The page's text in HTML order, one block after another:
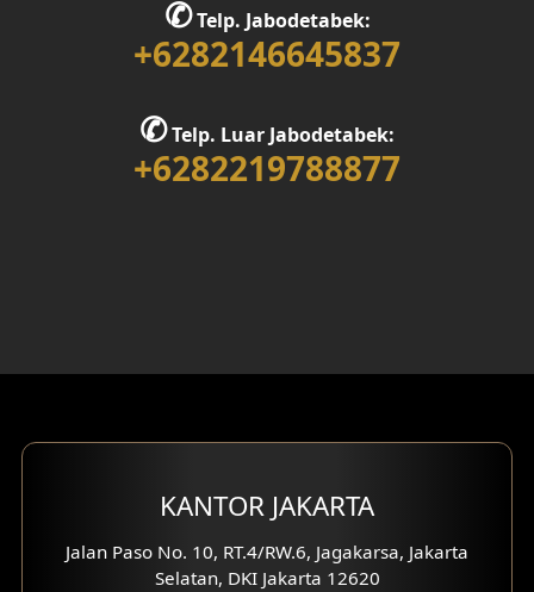
Desain Rumah 1 Lantai
Desain Rumah 3 Lantai
Desain Eksterior Villa
Desain Eksterior Ruko
✆Telp. Jabodetabek:
+6282146645837
✆Telp. Luar Jabodetabek:
+6282219788877
KANTOR JAKARTA
Jalan Paso No. 10, RT.4/RW.6, Jagakarsa, Jakarta
Selatan, DKI Jakarta 12620